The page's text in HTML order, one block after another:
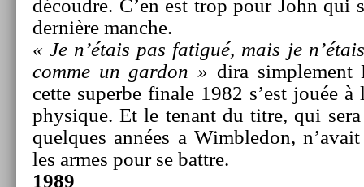
découd­re. C’en est trop pour John qui
dernière man­che.
« Je n’étais pas fatigué, mais je
comme un gar­don » dira simple­ment
cette super­be fin­ale 1982 s’est jouée
physique. Et le tenant du titre, qui
quel­ques années a Wimbledon,
les armes pour se battre.
1989